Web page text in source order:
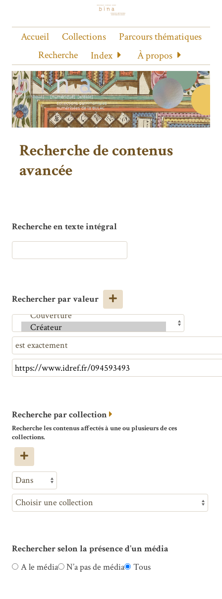
Accueil Collections
Parcours thématiques
Recherche
Index À propos
Recherche de contenus
avancée
Recherche en texte intégral
Rechercher par valeur
Recherche par collection
Recherche les contenus affectés à une ou plusieurs de ces
collections.
Rechercher selon la présence d’un média
A le média
N’a pas de média Tous